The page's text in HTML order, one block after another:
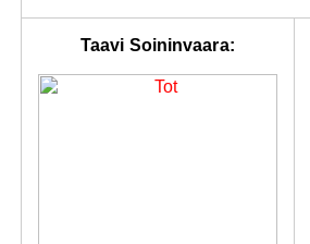
Taavi Soininvaara: